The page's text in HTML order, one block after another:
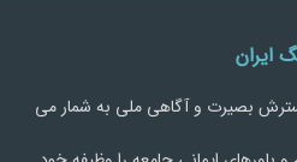
ایران
بصیرت و آگاهی ملی به شمار می